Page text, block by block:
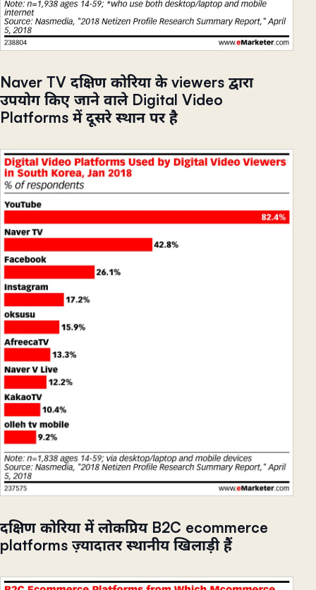
Naver TV दक्षिण कोरिया के viewers द्वारा
उपयोग किए जाने वाले Digital Video
Platforms में दूसरे स्थान पर है
दक्षिण कोरिया में लोकप्रिय B2C ecommerce
platforms ज़्यादातर स्थानीय खिलाड़ी हैं